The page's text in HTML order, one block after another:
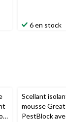
6 en stock
Scellant
mousse
PestBlock